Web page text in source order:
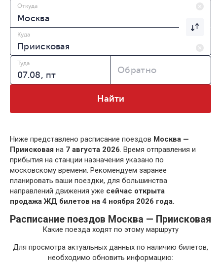
Откуда
Куда
Туда
Обратно
Найти
Ниже представлено расписание поездов Москва —
Приисковая на 7 августа 2026. Время отправления и
прибытия на станции назначения указано по
московскому времени. Рекомендуем заранее
планировать ваши поездки, для большинства
направлений движения уже сейчас открыта
продажа ЖД билетов на 4 ноября 2026 года.
Расписание поездов Москва — Приисковая
Какие поезда ходят по этому маршруту
Для просмотра актуальных данных по наличию билетов,
необходимо обновить информацию: